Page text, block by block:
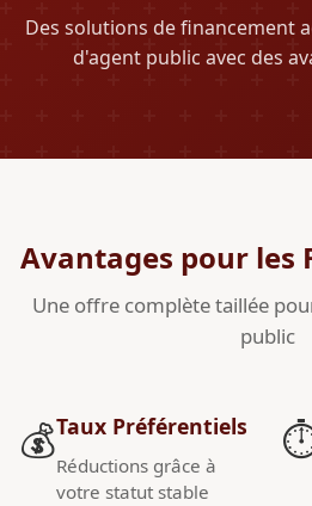
Des solutions de financement
d'agent public avec des
Avantages pour les
Une offre complète taillée
public
💰Taux Préférentiels
Réductions grâce à
votre statut stable